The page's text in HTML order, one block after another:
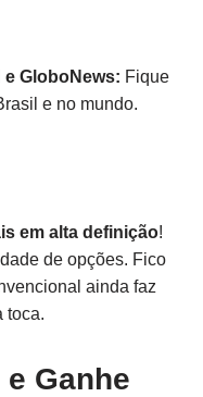
GloboNews: Fique
e no mundo.
em alta definição!
de opções. Fico
ainda faz
toca.
Ganhe